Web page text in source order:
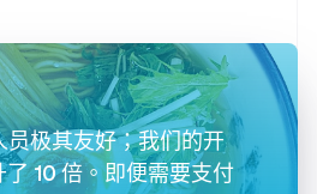
极其友好；我们的开
10 倍。即便需要支付